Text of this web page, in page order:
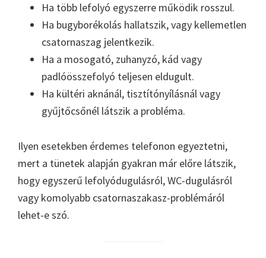
Ha több lefolyó egyszerre működik rosszul.
Ha bugyborékolás hallatszik, vagy kellemetlen
csatornaszag jelentkezik.
Ha a mosogató, zuhanyzó, kád vagy
padlóösszefolyó teljesen eldugult.
Ha kültéri aknánál, tisztítónyílásnál vagy
gyűjtőcsőnél látszik a probléma.
Ilyen esetekben érdemes telefonon egyeztetni,
mert a tünetek alapján gyakran már előre látszik,
hogy egyszerű lefolyódugulásról, WC-dugulásról
vagy komolyabb csatornaszakasz-problémáról
lehet-e szó.